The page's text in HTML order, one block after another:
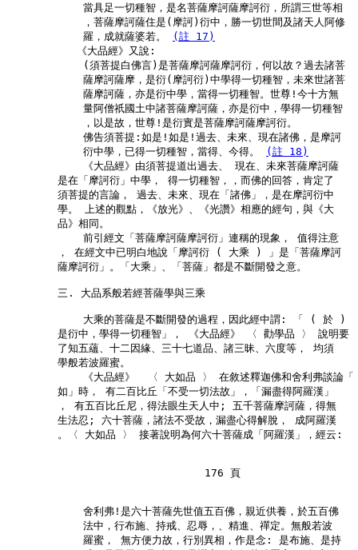
            當具足一切種智，是名菩薩摩訶薩摩訶衍，所謂三世等相
            ，菩薩摩訶薩住是(摩訶)衍中，勝一切世間及諸天人阿修
            羅，成就薩婆若。
(註 17)
           《大品經》又說:
            (須菩提白佛言)是菩薩摩訶薩摩訶衍，何以故？過去諸菩
            薩摩訶薩摩，是衍(摩訶衍)中學得一切種智，未來世諸菩
            薩摩訶薩，亦是衍中學，當得一切種智。世尊!今十方無
            量阿僧祇國土中諸菩薩摩訶薩，亦是衍中，學得一切種智
            ，以是故，世尊!是衍實是菩薩摩訶薩摩訶衍。
            佛告須菩提:如是!如是!過去、未來、現在諸佛，是摩訶
            衍中學，已得一切種智，當得、今得。
(註 18)
            《大品經》由須菩提道出過去、 現在、未來菩薩摩訶薩
        是在「摩訶衍」中學， 得一切種智，，而佛的回答，肯定了
        須菩提的言論， 過去、未來、現在「諸佛」，是在摩訶衍中
        學。 上述的觀點，《放光》、《光讚》相應的經句，與《大
        品》相同。
            前引經文「菩薩摩訶薩摩訶衍」連稱的現象， 值得注意
        ， 在經文中已明白地說「摩訶衍 ( 大乘 ) 」是「菩薩摩訶
        薩摩訶衍」。「大乘」、「菩薩」都是不斷開發之意。
        三. 大品系般若經菩薩學與三乘
            大乘的菩薩是不斷開發的過程，因此經中謂: 「 ( 於 )
        是衍中，學得一切種智」， 《大品經》 〈 勸學品 〉 說明要
        了知五蘊、十二因緣、三十七道品、諸三昧、六度等， 均須
        學般若波羅蜜。
            《大品經》  〈 大如品 〉 在敘述釋迦佛和舍利弗談論「
        如」時， 有二百比丘「不受一切法故」，「漏盡得阿羅漢」
        ， 有五百比丘尼，得法眼生天人中; 五千菩薩摩訶薩，得無
        生法忍; 六十菩薩，諸法不受故，漏盡心得解脫， 成阿羅漢
        。〈 大如品 〉 接著說明為何六十菩薩成「阿羅漢」，經云:
                               176 頁
            舍利弗!是六十菩薩先世值五百佛，親近供養，於五百佛
            法中，行布施、持戒、忍辱，、精進、禪定。無般若波
            羅蜜， 無方便力故，行別異相，作是念: 是布施、是持